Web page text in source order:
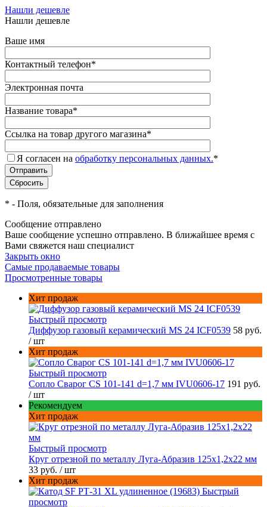
Нашли дешевле
Нашли дешевле
Ваше имя
Контактный телефон*
Электронная почта
Название товара*
Ссылка на товар другого магазина*
Я согласен на обработку персональных данных.*
* - Поля, обязательные для заполнения
Сообщение отправлено
Ваше сообщение успешно отправлено. В ближайшее время с
Вами свяжется наш специалист
Закрыть окно
Самые продаваемые товары
Просмотренные товары
Хит продаж
Быстрый просмотр
Диффузор газовый керамический MS 24 ICF0539 58 руб.
/ шт
Хит продаж
Быстрый просмотр
Сопло Сварог CS 101-141 d=1,7 мм IVU0606-17 191 руб.
/ шт
Рекомендуем
Хит продаж
Быстрый просмотр
Круг отрезной по металлу Луга-Абразив 125x1,2x22 мм
33 руб. / шт
Хит продаж
Быстрый
просмотр